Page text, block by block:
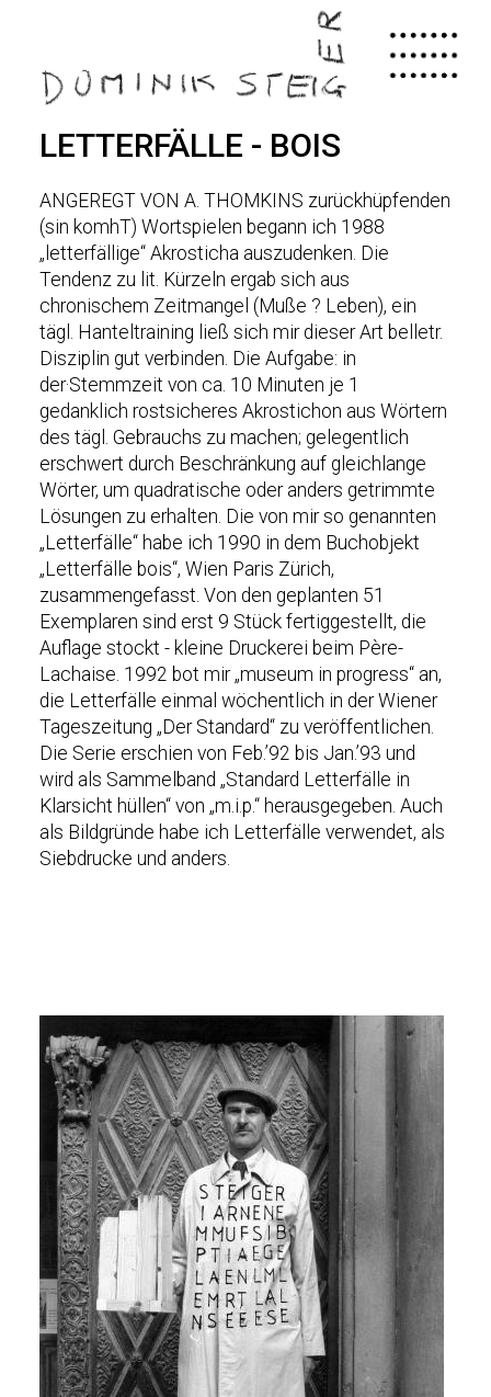
content
LETTERFÄLLE - BOIS
ANGEREGT VON A. THOMKINS zurückhüpfenden
(sin komhT) Wortspielen begann ich 1988
„letterfällige“ Akrosticha auszudenken. Die
Tendenz zu lit. Kürzeln ergab sich aus
chronischem Zeitmangel (Muße ? Leben), ein
tägl. Hanteltraining ließ sich mir dieser Art belletr.
Disziplin gut verbinden. Die Aufgabe: in
der·Stemmzeit von ca. 10 Minuten je 1
gedanklich rostsicheres Akrostichon aus Wörtern
des tägl. Gebrauchs zu machen; gelegentlich
erschwert durch Beschränkung auf gleichlange
Wörter, um quadratische oder anders getrimmte
Lösungen zu erhalten. Die von mir so genannten
„Letterfälle“ habe ich 1990 in dem Buchobjekt
„Letterfälle bois“, Wien Paris Zürich,
zusammengefasst. Von den geplanten 51
Exemplaren sind erst 9 Stück fertiggestellt, die
Auflage stockt - kleine Druckerei beim Père-
Lachaise. 1992 bot mir „museum in progress“ an,
die Letterfälle einmal wöchentlich in der Wiener
Tageszeitung „Der Standard“ zu veröffentlichen.
Die Serie erschien von Feb.’92 bis Jan.’93 und
wird als Sammelband „Standard Letterfälle in
Klarsicht hüllen“ von „m.i.p.“ herausgegeben. Auch
als Bildgründe habe ich Letterfälle verwendet, als
Siebdrucke und anders.